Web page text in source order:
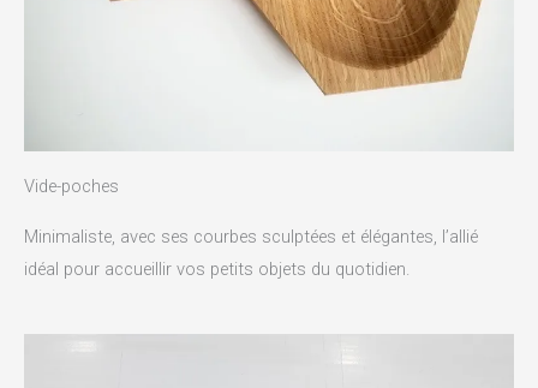
Vide-poches
Minimaliste, avec ses courbes sculptées et élégantes, l’allié
idéal pour accueillir vos petits objets du quotidien.